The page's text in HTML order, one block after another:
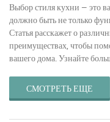
Выбор стиля кухни — это
должно быть не только
Статья расскажет о
преимуществах, чтобы
вашего дома. Узнайте
СМОТРЕТЬ ЕЩЕ